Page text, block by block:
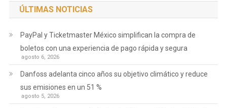
ÚLTIMAS NOTICIAS
PayPal y Ticketmaster México simplifican la compra de
boletos con una experiencia de pago rápida y segura
agosto 6, 2026
Danfoss adelanta cinco años su objetivo climático y reduce
sus emisiones en un 51 %
agosto 5, 2026